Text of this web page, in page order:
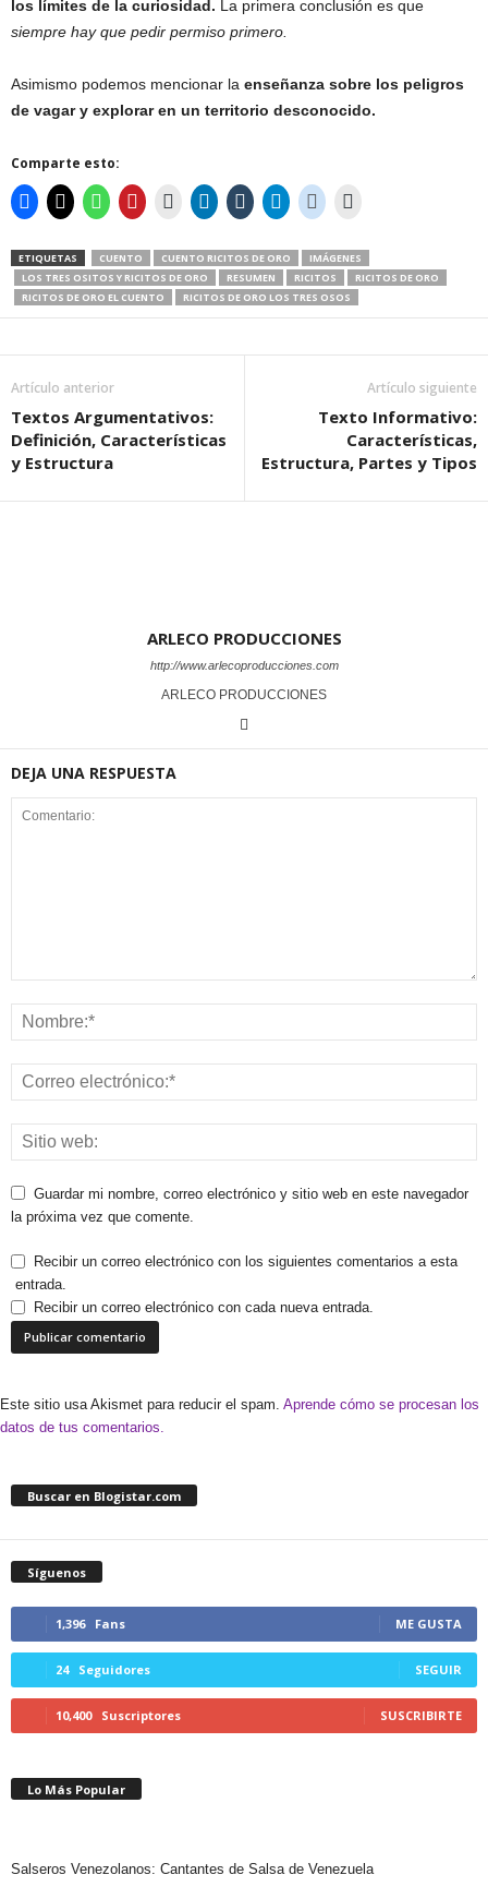
los límites de la curiosidad. La primera conclusión es que
siempre hay que pedir permiso primero.
Asimismo podemos mencionar la enseñanza sobre los peligros
de vagar y explorar en un territorio desconocido.
Comparte esto:
ETIQUETAS CUENTO CUENTO RICITOS DE ORO
IMÁGENES
LOS TRES OSITOS Y RICITOS DE ORO
RESUMEN RICITOS
RICITOS DE ORO
RICITOS DE ORO EL CUENTO
RICITOS DE ORO LOS TRES OSOS
Artículo anterior
Textos Argumentativos:
Definición, Características
y Estructura
Artículo siguiente
Texto Informativo:
Características,
Estructura, Partes y Tipos
ARLECO PRODUCCIONES
http://www.arlecoproducciones.com
ARLECO PRODUCCIONES
DEJA UNA RESPUESTA
Guardar mi nombre, correo electrónico y sitio web en este navegador
la próxima vez que comente.
Recibir un correo electrónico con los siguientes comentarios a esta
entrada.
Recibir un correo electrónico con cada nueva entrada.
Este sitio usa Akismet para reducir el spam. Aprende cómo se procesan los
datos de tus comentarios.
Buscar en Blogistar.com
Síguenos
1,396 Fans ME GUSTA
24 Seguidores SEGUIR
10,400 Suscriptores SUSCRIBIRTE
Lo Más Popular
Salseros Venezolanos: Cantantes de Salsa de Venezuela